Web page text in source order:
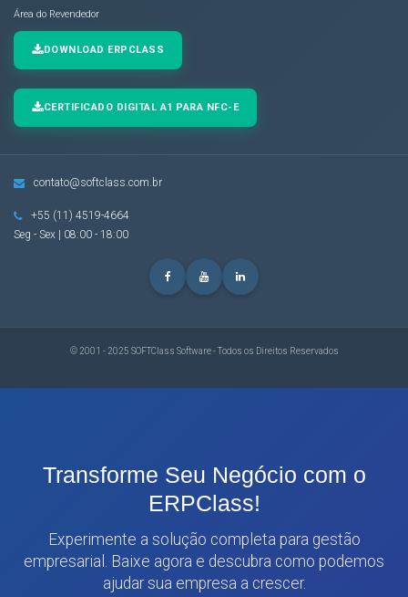
Área do Revendedor
DOWNLOAD ERPCLASS
CERTIFICADO DIGITAL A1 PARA NFC-E
contato@softclass.com.br
+55 (11) 4519-4664
Seg - Sex | 08:00 - 18:00
© 2001 - 2025 SOFTClass Software - Todos os Direitos Reservados
Transforme Seu Negócio com o
ERPClass!
Experimente a solução completa para gestão
empresarial. Baixe agora e descubra como podemos
ajudar sua empresa a crescer.